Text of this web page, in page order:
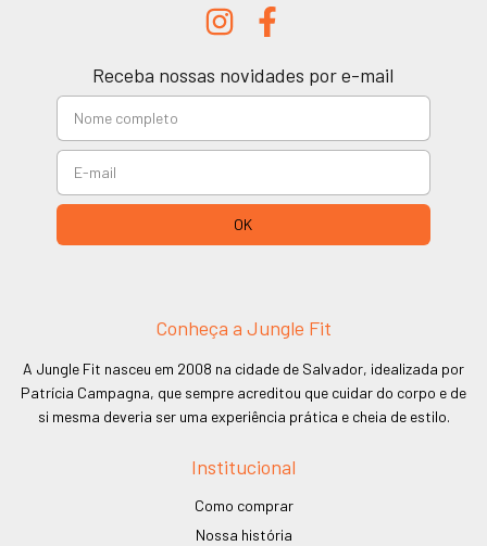
Receba nossas novidades por e-mail
Conheça a Jungle Fit
A Jungle Fit nasceu em 2008 na cidade de Salvador, idealizada por
Patrícia Campagna, que sempre acreditou que cuidar do corpo e de
si mesma deveria ser uma experiência prática e cheia de estilo.
Institucional
Como comprar
Nossa história